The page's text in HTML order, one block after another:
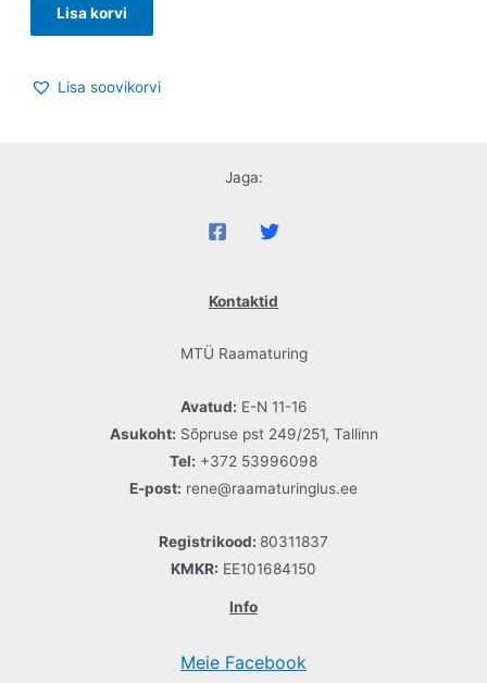
Lisa korvi
Lisa soovikorvi
Jaga:
Kontaktid
MTÜ Raamaturing
Avatud: E-N 11-16
Asukoht: Sõpruse pst 249/251, Tallinn
Tel: +372 53996098
E-post: rene@raamaturinglus.ee
Registrikood: 80311837
KMKR: EE101684150
Info
Meie Facebook